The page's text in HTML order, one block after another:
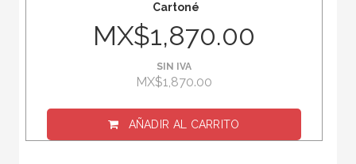
Cartoné
MX$1,870.00
SIN IVA
MX$1,870.00
AÑADIR AL CARRITO